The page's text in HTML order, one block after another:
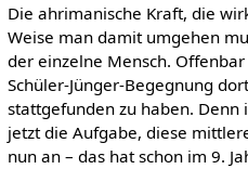
Die ahrimanische Kraft, die
Weise man damit umgehen
der einzelne Mensch.
Schüler-Jünger-Begegnung
stattgefunden zu haben. Denn
jetzt die Aufgabe, diese
nun an – das hat schon im 9.